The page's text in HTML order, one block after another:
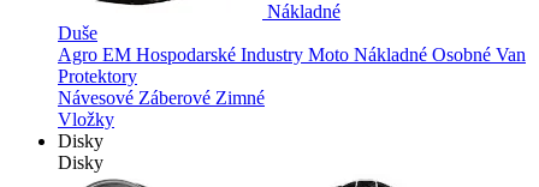
Nákladné
Duše
Agro EM Hospodarské Industry Moto Nákladné Osobné Van
Protektory
Návesové Záberové Zimné
Vložky
Disky
Disky